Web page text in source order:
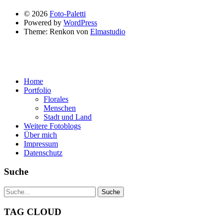
© 2026 Foto-Paletti
Powered by WordPress
Theme: Renkon von Elmastudio
Home
Portfolio
Florales
Menschen
Stadt und Land
Weitere Fotoblogs
Über mich
Impressum
Datenschutz
Suche
TAG CLOUD